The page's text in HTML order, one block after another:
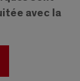
avec la